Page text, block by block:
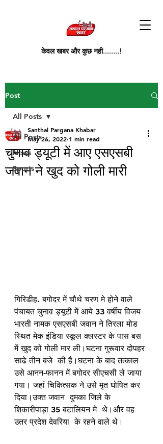
केवल खबर और कुछ नही........!
Post
All Posts
News
Sports
All Posts
चुनाव ड्यूटी में आए एसएसबी
जवान ने खुद को गोली मारी
Santhal Pargana Khabar
May 26, 2022 1 min read
गिरिडीह. बगोदर में चौथे चरण मे होने वाले
पंचायत चुनाव ड्यूटी में आये 33 वर्षीय विजय
भारती नामक एसएसबी जवान ने तिरला मोड
स्थित मेक इंडिया स्कूल क्लस्टर के पास बस
में खुद को गोली मार ली।घटना गुरूवार दोपहर
साढे तीन बजे  की है।घटना के बाद तत्काल
उसे आनन-फानन में बगोदर सीएचसी ले जाया
गया। जहां चिकित्सक ने उसे मृत घोषित कर
दिया।उक्त जवान  दुमका जिले के
शिकारीपाड़ा 35 बटालियन मे  थे।और वह
उतर प्रदेश देवरिया  के रहने वाले थे।